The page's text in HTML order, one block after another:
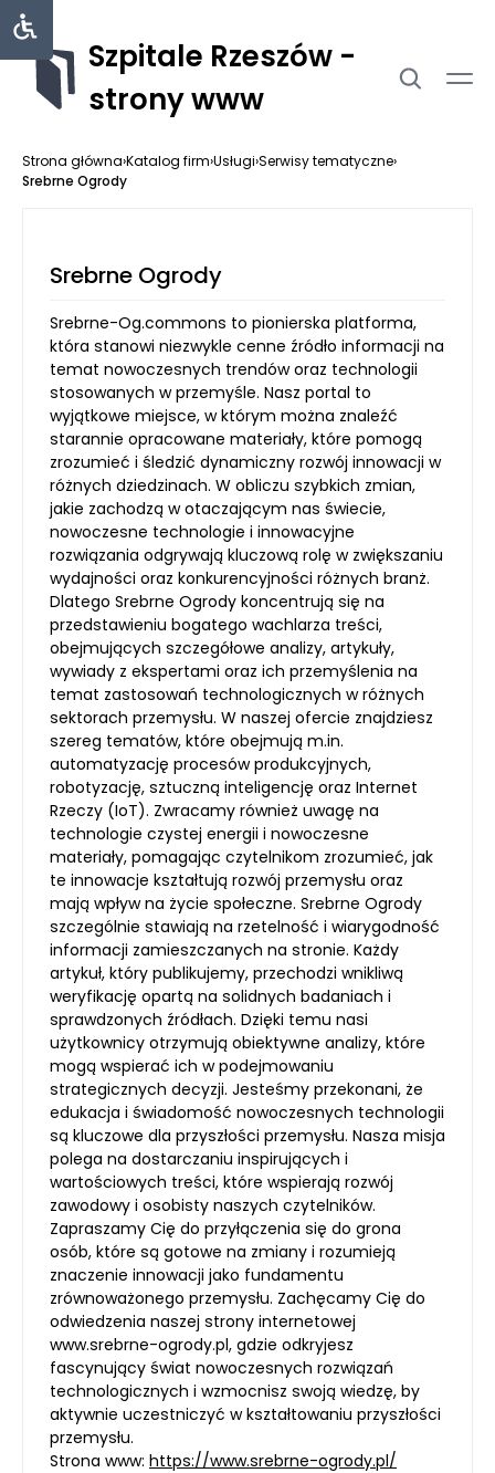
Szpitale Rzeszów -
strony www
Strona główna›Katalog firm›Usługi›Serwisy tematyczne›
Srebrne Ogrody
Srebrne Ogrody
Srebrne-Og.commons to pionierska platforma,
która stanowi niezwykle cenne źródło informacji na
temat nowoczesnych trendów oraz technologii
stosowanych w przemyśle. Nasz portal to
wyjątkowe miejsce, w którym można znaleźć
starannie opracowane materiały, które pomogą
zrozumieć i śledzić dynamiczny rozwój innowacji w
różnych dziedzinach. W obliczu szybkich zmian,
jakie zachodzą w otaczającym nas świecie,
nowoczesne technologie i innowacyjne
rozwiązania odgrywają kluczową rolę w zwiększaniu
wydajności oraz konkurencyjności różnych branż.
Dlatego Srebrne Ogrody koncentrują się na
przedstawieniu bogatego wachlarza treści,
obejmujących szczegółowe analizy, artykuły,
wywiady z ekspertami oraz ich przemyślenia na
temat zastosowań technologicznych w różnych
sektorach przemysłu. W naszej ofercie znajdziesz
szereg tematów, które obejmują m.in.
automatyzację procesów produkcyjnych,
robotyzację, sztuczną inteligencję oraz Internet
Rzeczy (IoT). Zwracamy również uwagę na
technologie czystej energii i nowoczesne
materiały, pomagając czytelnikom zrozumieć, jak
te innowacje kształtują rozwój przemysłu oraz
mają wpływ na życie społeczne. Srebrne Ogrody
szczególnie stawiają na rzetelność i wiarygodność
informacji zamieszczanych na stronie. Każdy
artykuł, który publikujemy, przechodzi wnikliwą
weryfikację opartą na solidnych badaniach i
sprawdzonych źródłach. Dzięki temu nasi
użytkownicy otrzymują obiektywne analizy, które
mogą wspierać ich w podejmowaniu
strategicznych decyzji. Jesteśmy przekonani, że
edukacja i świadomość nowoczesnych technologii
są kluczowe dla przyszłości przemysłu. Nasza misja
polega na dostarczaniu inspirujących i
wartościowych treści, które wspierają rozwój
zawodowy i osobisty naszych czytelników.
Zapraszamy Cię do przyłączenia się do grona
osób, które są gotowe na zmiany i rozumieją
znaczenie innowacji jako fundamentu
zrównoważonego przemysłu. Zachęcamy Cię do
odwiedzenia naszej strony internetowej
www.srebrne-ogrody.pl, gdzie odkryjesz
fascynujący świat nowoczesnych rozwiązań
technologicznych i wzmocnisz swoją wiedzę, by
aktywnie uczestniczyć w kształtowaniu przyszłości
przemysłu.
Strona www: https://www.srebrne-ogrody.pl/